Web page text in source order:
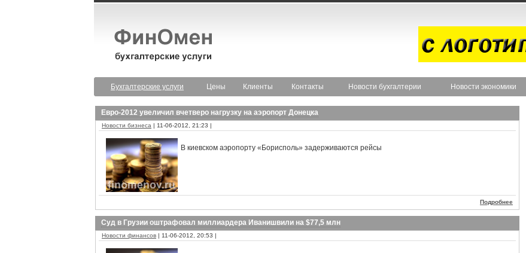
Бухгалтерские услуги
Цены Клиенты Контакты Новости бухгалтерии Новости экономики
Евро-2012 увеличил вчетверо нагрузку на аэропорт Донецка
Новости бизнеса | 11-06-2012, 21:23 |
В киевском аэропорту «Борисполь» задерживаются рейсы
Подробнее
Суд в Грузии оштрафовал миллиардера Иванишвили на $77,5 млн
Новости финансов | 11-06-2012, 20:53 |